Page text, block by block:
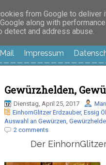
alles
Impressum
Gewürzhelden,
Dienstag, April 25, 2017
EinhornGlitzer Erdzauber, Essig Öl
Auswahl an Gewürzen,
2 comments
Der
from Google to deliver
along with
detect and address abuse.